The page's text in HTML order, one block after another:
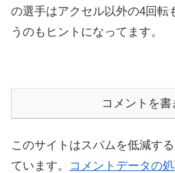
の選手はアクセル以外の4回
うのもヒントになってます。
コメントを書
このサイトはスパムを低減す
ています。
コメントデータの